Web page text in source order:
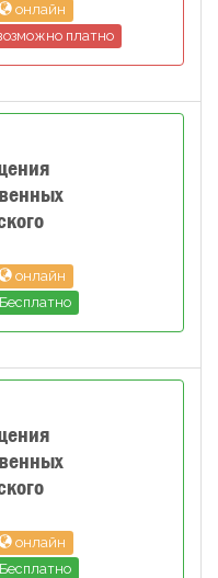
онлайн
платно
онлайн
онлайн